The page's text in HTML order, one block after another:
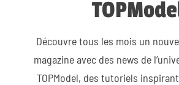
Découvre tous les mois un
magazine avec des news de
TOPModel, des tutoriels